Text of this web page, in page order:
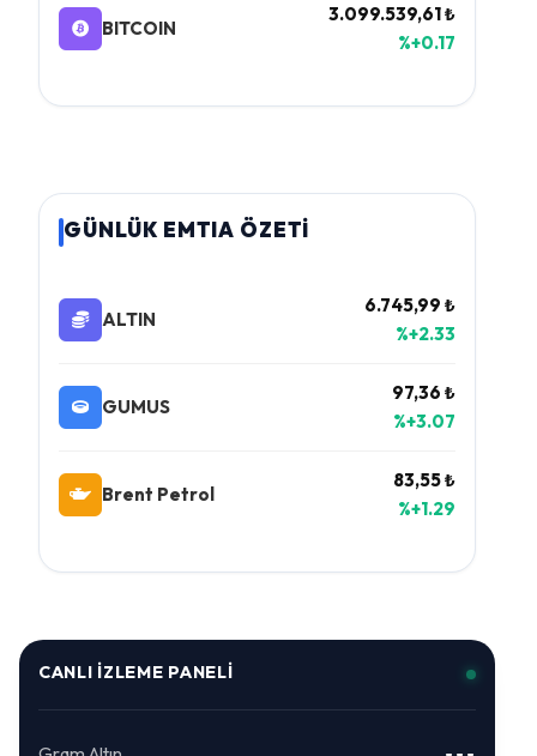
BITCOIN
3.099.539,61 ₺
%+0.17
GÜNLÜK EMTIA ÖZETİ
ALTIN
6.745,99 ₺
%+2.33
GUMUS
97,36 ₺
%+3.07
Brent Petrol
83,55 ₺
%+1.29
CANLI İZLEME PANELI